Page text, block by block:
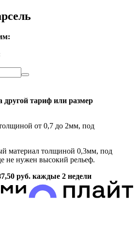
другой тариф или размер
от 0,7 до 2мм, под
материал толщиной 0,3мм, под
не нужен высокий рельеф.
руб. каждые 2 недели